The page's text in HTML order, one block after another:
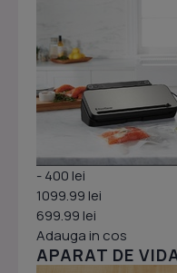
- 400 lei
1099.99 lei
699.99 lei
Adauga in cos
APARAT DE